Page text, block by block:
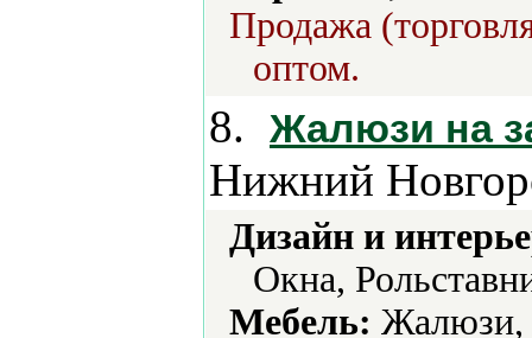
Продажа
оптом.
8. Жалюзи на
Нижний
Дизайн и
Окна,
Мебель: Жалюзи,